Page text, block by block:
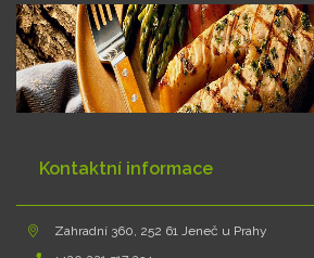
Kontaktní informace
Zahradní 360, 252 61 Jeneč u Prahy